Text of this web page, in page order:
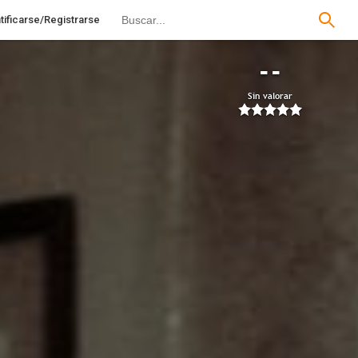
Registrarse
--
Sin valorar